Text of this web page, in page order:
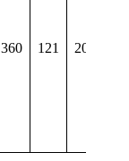
360 121 2000